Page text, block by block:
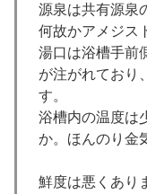
源泉は共有源泉
何故かアメジス
湯口は浴槽手前
が注がれており
す。
浴槽内の温度は
か。ほんのり金
鮮度は悪くあり